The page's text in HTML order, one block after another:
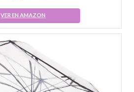
VER EN AMAZON